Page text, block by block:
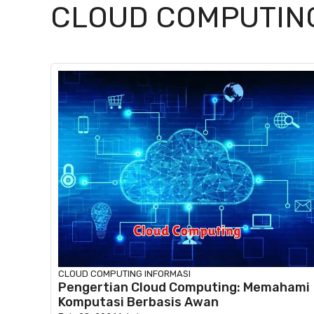
CLOUD
CLOUD COMPUTING INFORMASI
Pengertian Cloud Computing: Memahami
Komputasi Berbasis Awan